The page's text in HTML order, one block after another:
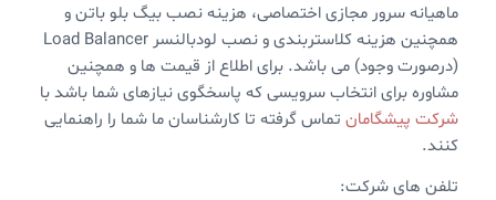
ماهیانه سرور مجازی اختصاصی، هزینه نصب بیگ بلو باتن و
همچنین هزینه کلاستربندی و نصب لودبالنسر Load Balancer
(درصورت وجود) می باشد. برای اطلاع از قیمت ها و همچنین
مشاوره برای انتخاب سرویسی که پاسخگوی نیازهای شما باشد با
شرکت پیشگامانتماس گرفته تا کارشناسان ما شما را راهنمایی
کنند.
تلفن های شرکت: